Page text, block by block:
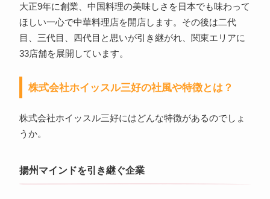
大正9年に創業、中国料理の美味しさを日本でも味わって
ほしい一心で中華料理店を開店します。その後は二代
目、三代目、四代目と思いが引き継がれ、関東エリアに
33店舗を展開しています。
株式会社ホイッスル三好の社風や特徴とは？
株式会社ホイッスル三好にはどんな特徴があるのでしょ
うか。
揚州マインドを引き継ぐ企業